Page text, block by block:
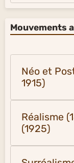
Mouvements
Néo et
1915)
Réalisme
(1925)